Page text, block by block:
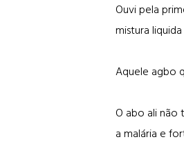
Ouvi pela
mistura
Aquele agbo
O abo ali não
a malária e